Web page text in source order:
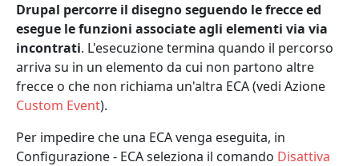
Drupal percorre il disegno seguendo le frecce ed
esegue le funzioni associate agli elementi via via
incontrati. L'esecuzione termina quando il percorso
arriva su in un elemento da cui non partono altre
frecce o che non richiama un'altra ECA (vedi Azione
Custom Event).
Per impedire che una ECA venga eseguita, in
Configurazione - ECA seleziona il comando Disattiva